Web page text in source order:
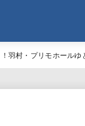
羽村・プリモホールゆ